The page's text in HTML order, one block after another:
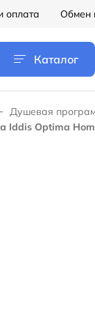
оплата Обмен
Каталог
Душевая
Iddis Optima